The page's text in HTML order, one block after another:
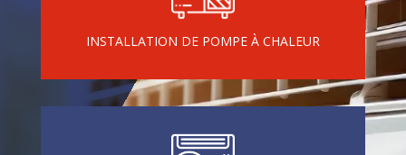
INSTALLATION DE POMPE À CHALEUR